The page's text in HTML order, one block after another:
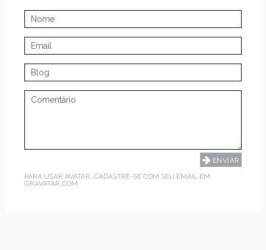
PARA USAR AVATAR, CADASTRE-SE COM SEU EMAIL EM
GRAVATAR.COM